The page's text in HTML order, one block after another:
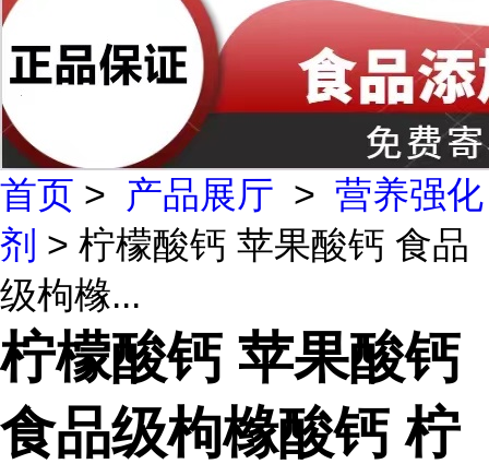
首页 > 产品展厅 > 营养强化
剂 > 柠檬酸钙 苹果酸钙 食品
级枸橼...
柠檬酸钙 苹果酸钙
食品级枸橼酸钙 柠